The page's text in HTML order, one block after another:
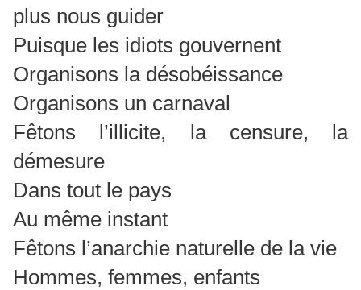
plus nous guider
Puisque les idiots gouvernent
Organisons la désobéissance
Organisons un carnaval
Fêtons l’illicite, la censure, la
démesure
Dans tout le pays
Au même instant
Fêtons l’anarchie naturelle de la vie
Hommes, femmes, enfants